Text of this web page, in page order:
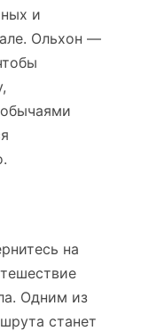
и
Ольхон —
на
Одним из
станет